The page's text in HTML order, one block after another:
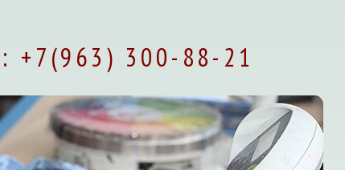
+7(963) 300-88-21